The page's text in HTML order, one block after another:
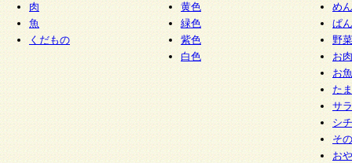
肉
魚
くだもの
黄色
緑色
紫色
白色
めん
ぱん
野
お
お
た
サ
シ
そ
お